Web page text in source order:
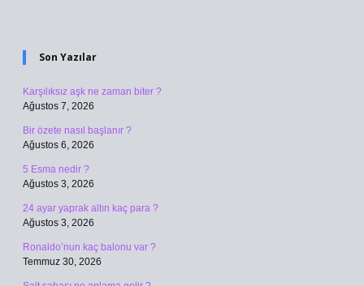
Son Yazılar
Karşılıksız aşk ne zaman biter ?
Ağustos 7, 2026
Bir özete nasıl başlanır ?
Ağustos 6, 2026
5 Esma nedir ?
Ağustos 3, 2026
24 ayar yaprak altın kaç para ?
Ağustos 3, 2026
Ronaldo’nun kaç balonu var ?
Temmuz 30, 2026